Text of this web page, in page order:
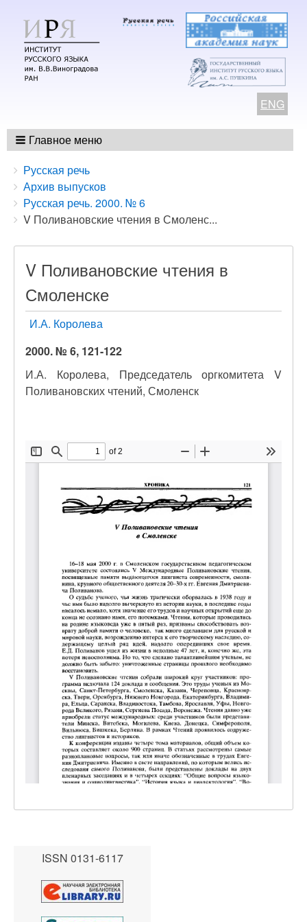
ENG
Главное меню
Breadcrumbs
You
are
here:
Русская речь
Архив выпусков
Русская речь. 2000. № 6
V Поливановские чтения в Смоленс...
V Поливановские чтения в
Смоленске
И.А. Королева
2000. № 6, 121-122
И.А. Королева, Председатель оргкомитета V
Поливановских чтений, Смоленск
ISSN 0131-6117